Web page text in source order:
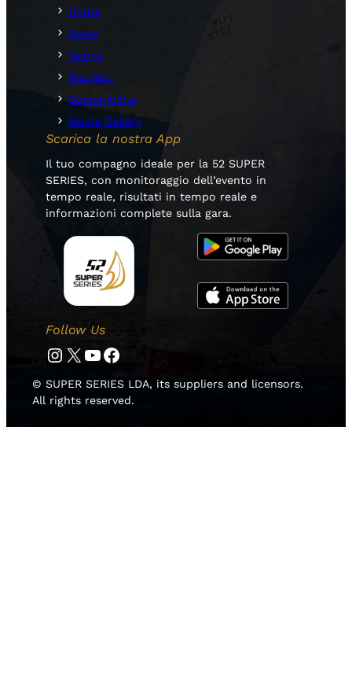
Home
News
Teams
Risultati
Sostenibilità
Media Gallery
Scarica la nostra App
Il tuo compagno ideale per la 52 SUPER
SERIES, con monitoraggio dell’evento in
tempo reale, risultati in tempo reale e
informazioni complete sulla gara.
Follow Us
Instagram Twitter YouTube Facebook
© SUPER SERIES LDA, its suppliers and licensors.
All rights reserved.